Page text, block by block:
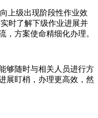
上级出现阶段性作业效
时了解下级作业进展并
，方案使命精细化办理。
够随时与相关人员进行方
展盯梢，办理更高效，然